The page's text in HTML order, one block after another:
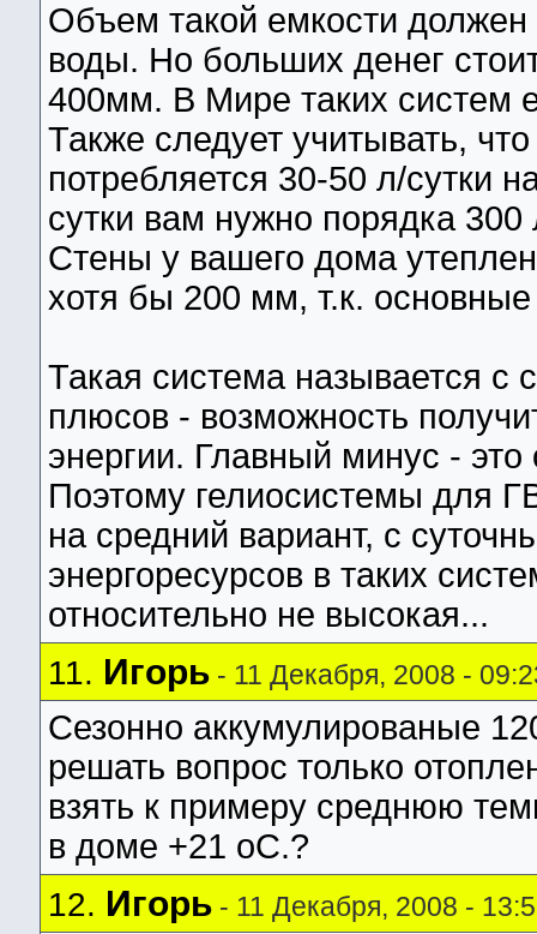
Объем такой емкости
воды. Но больших денег
400мм. В Мире таких систем
Также следует учитывать,
потребляется 30-50 л/сутки
сутки вам нужно порядка 300
Стены у вашего дома
хотя бы 200 мм, т.к.
Такая система называется с
плюсов - возможность
энергии. Главный минус -
Поэтому гелиосистемы для
на средний вариант, с
энергоресурсов в таких
относительно не высокая...
11. Игорь- 11 Декабря, 2008 -
Сезонно аккумулированые
решать вопрос только
взять к примеру среднюю
в доме +21 оС.?
12. Игорь- 11 Декабря, 2008 -